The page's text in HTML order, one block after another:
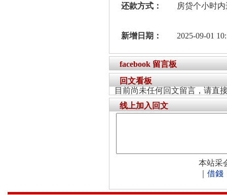
还款方式： 房贷个小时
新增日期： 2025-09-01
facebook 留言板
回文看板
目前尚未任何回文留言，请直
线上加入回文
本站采
借錢